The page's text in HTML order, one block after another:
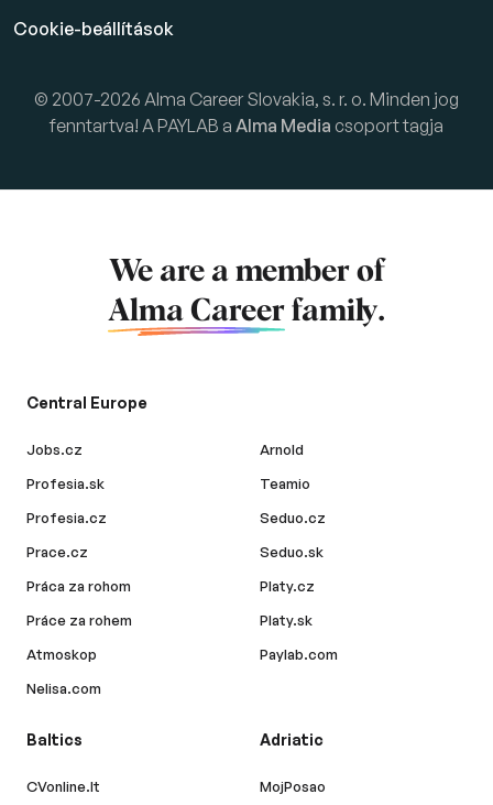
Cookie-beállítások
© 2007-2026 Alma Career Slovakia, s. r. o. Minden jog
fenntartva! A PAYLAB a Alma Media csoport tagja
We are a member of
Alma Career family.
Central Europe
Jobs.cz
Profesia.sk
Profesia.cz
Prace.cz
Práca za rohom
Práce za rohem
Atmoskop
Nelisa.com
Arnold
Teamio
Seduo.cz
Seduo.sk
Platy.cz
Platy.sk
Paylab.com
Baltics
CVonline.lt
Adriatic
MojPosao